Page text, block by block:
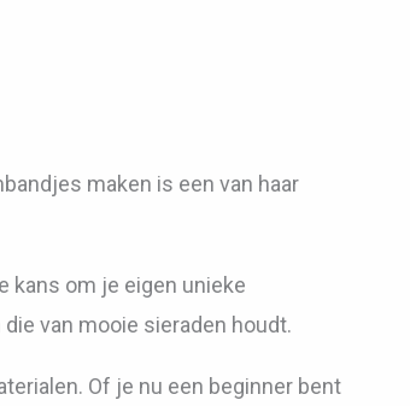
maken is een van haar
kans om je eigen unieke
van mooie sieraden houdt.
Of je nu een beginner bent